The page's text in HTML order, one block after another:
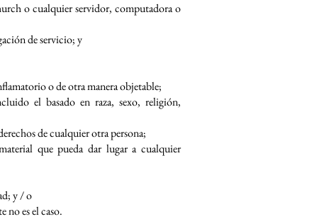
o cualquier servidor, computadora o
de servicio; y
o de otra manera objetable;
el basado en raza, sexo, religión,
de cualquier otra persona;
que pueda dar lugar a cualquier
y / o
no es el caso.